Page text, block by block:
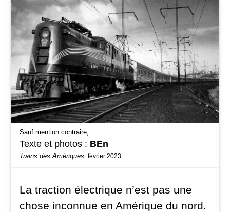
Sauf mention contraire,
Texte et photos : BEn
Trains des Amériques, février 2023
La traction électrique n’est pas une
chose inconnue en Amérique du nord.